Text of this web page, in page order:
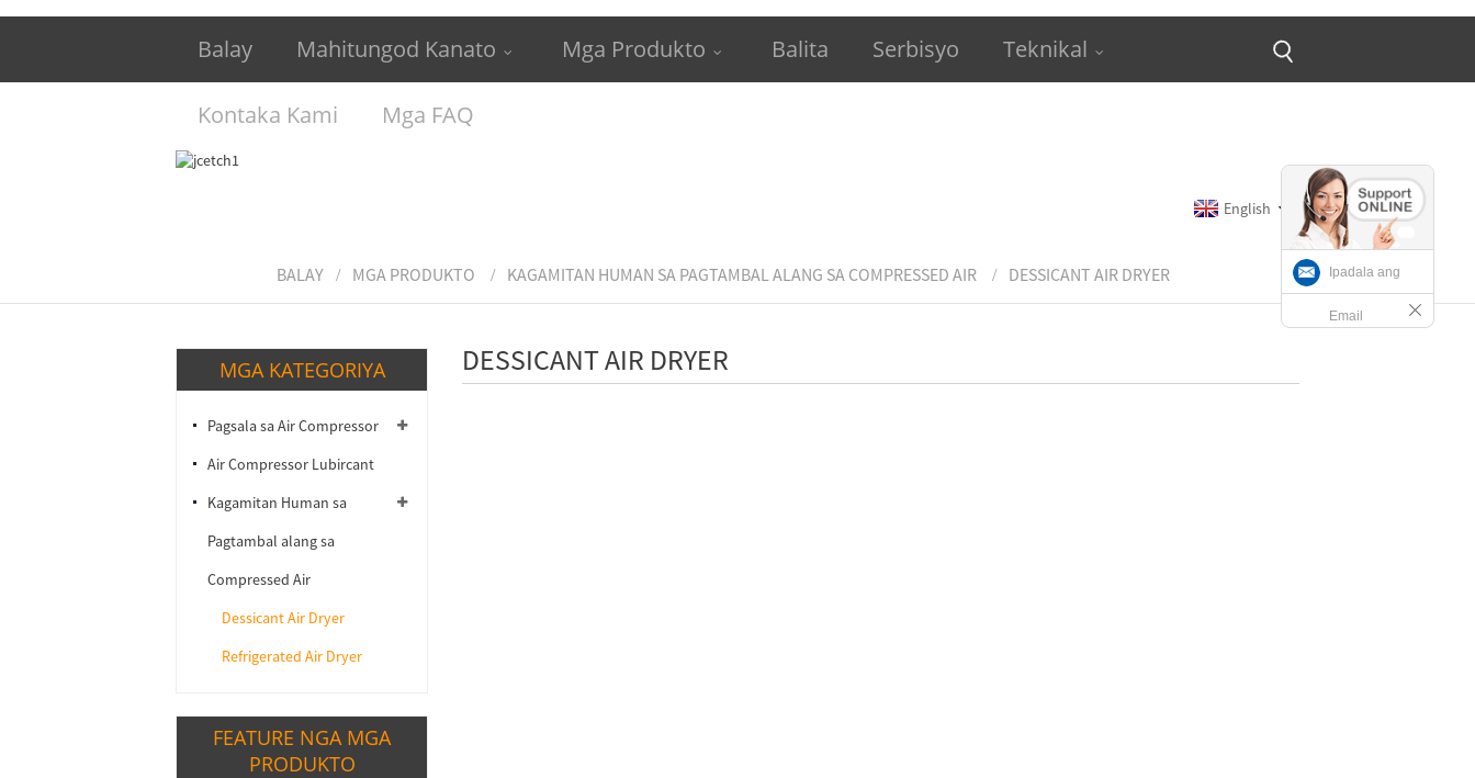
Balay Mahitungod Kanato Mga Produkto Balita Serbisyo Teknikal
Kontaka Kami Mga FAQ
English
BALAY MGA PRODUKTO KAGAMITAN HUMAN SA PAGTAMBAL ALANG SA COMPRESSED AIR DESSICANT AIR DRYER
MGA KATEGORIYA
Pagsala sa Air Compressor
Air Compressor Lubircant
Kagamitan Human sa
Pagtambal alang sa
Compressed Air
Dessicant Air Dryer
Refrigerated Air Dryer
FEATURE NGA MGA
PRODUKTO
DESSICANT AIR DRYER
Ipadala ang
Email